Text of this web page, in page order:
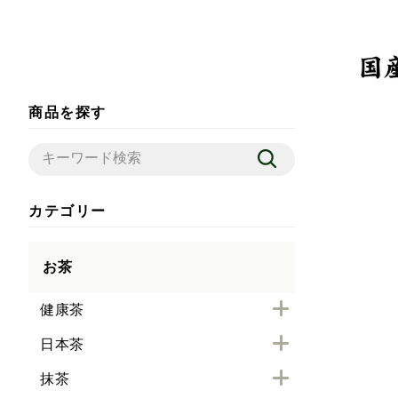
商品を探す
カテゴリー
お茶
健康茶
日本茶
抹茶